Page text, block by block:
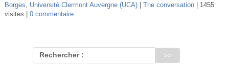
Borges
Université Clermont Auvergne (UCA) The conversation
1455
visites
0 commentaire
Rechercher :